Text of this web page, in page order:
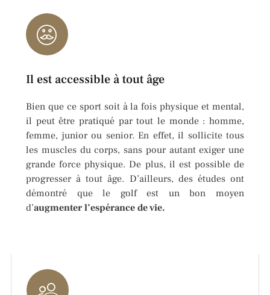
Il est accessible à tout âge
Bien que ce sport soit à la fois physique et mental,
il peut être pratiqué par tout le monde : homme,
femme, junior ou senior. En effet, il sollicite tous
les muscles du corps, sans pour autant exiger une
grande force physique. De plus, il est possible de
progresser à tout âge. D’ailleurs, des études ont
démontré que le golf est un bon moyen
d’augmenter l’espérance de vie.